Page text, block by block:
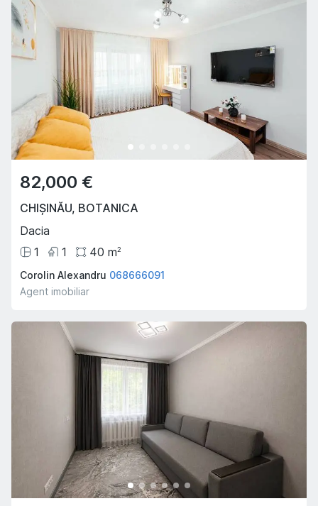
82,000 €
CHIȘINĂU, BOTANICA
Dacia
1
1 40 m2
Corolin Alexandru 068666091
Agent imobiliar